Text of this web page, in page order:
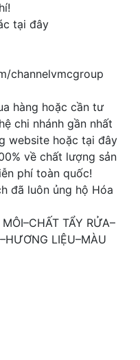
tại đây
channelvmcgroup
hàng hoặc cần tư
chi nhánh gần nhất
website hoặc tại đây
về chất lượng sản
phí toàn quốc!
đã luôn ủng hộ Hóa
TẨY RỬA–
LIỆU–MÀU